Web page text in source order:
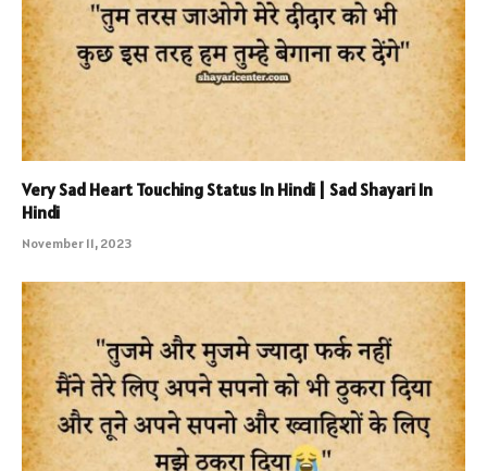
Very Sad Heart Touching Status In Hindi | Sad Shayari In
Hindi
November 11, 2023